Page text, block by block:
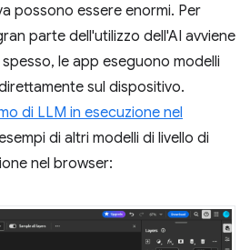
possono essere enormi. Per
parte dell'utilizzo dell'AI avviene
le app eseguono modelli
sul dispositivo.
di LLM in esecuzione nel
di altri modelli di livello di
nel browser: